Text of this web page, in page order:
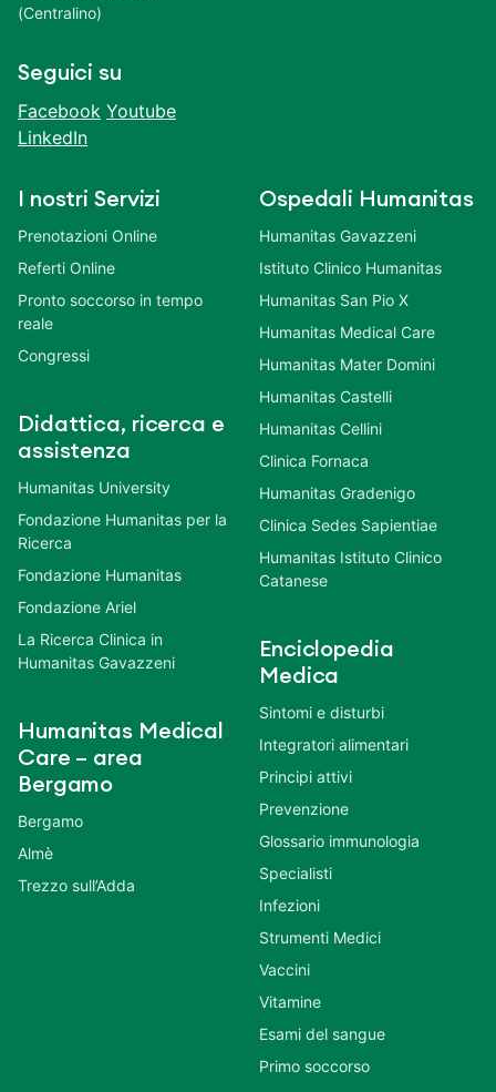
(Centralino)
Seguici su
Facebook Youtube
LinkedIn
I nostri Servizi
Prenotazioni Online
Referti Online
Pronto soccorso in tempo
reale
Congressi
Didattica, ricerca e
assistenza
Humanitas University
Fondazione Humanitas per la
Ricerca
Fondazione Humanitas
Fondazione Ariel
La Ricerca Clinica in
Humanitas Gavazzeni
Humanitas Medical
Care – area
Bergamo
Bergamo
Almè
Trezzo sull’Adda
Ospedali Humanitas
Humanitas Gavazzeni
Istituto Clinico Humanitas
Humanitas San Pio X
Humanitas Medical Care
Humanitas Mater Domini
Humanitas Castelli
Humanitas Cellini
Clinica Fornaca
Humanitas Gradenigo
Clinica Sedes Sapientiae
Humanitas Istituto Clinico
Catanese
Enciclopedia
Medica
Sintomi e disturbi
Integratori alimentari
Principi attivi
Prevenzione
Glossario immunologia
Specialisti
Infezioni
Strumenti Medici
Vaccini
Vitamine
Esami del sangue
Primo soccorso